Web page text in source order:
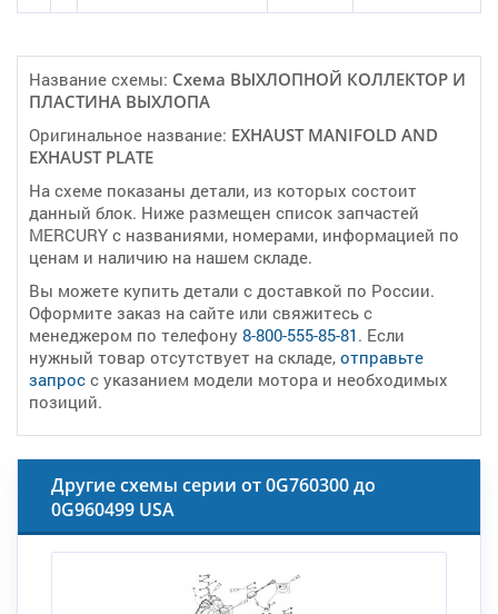
Название схемы: Cхема ВЫХЛОПНОЙ КОЛЛЕКТОР И
ПЛАСТИНА ВЫХЛОПА
Оригинальное название: EXHAUST MANIFOLD AND
EXHAUST PLATE
На схеме показаны детали, из которых состоит
данный блок. Ниже размещен список запчастей
MERCURY с названиями, номерами, информацией по
ценам и наличию на нашем складе.
Вы можете купить детали с доставкой по России.
Оформите заказ на сайте или свяжитесь с
менеджером по телефону 8-800-555-85-81 . Если
нужный товар отсутствует на складе, отправьте
запрос с указанием модели мотора и необходимых
позиций.
Другие схемы серии от 0G760300 до
0G960499 USA